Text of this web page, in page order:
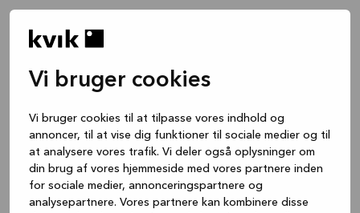
Vi bruger cookies
Vi bruger cookies til at tilpasse vores indhold og
annoncer, til at vise dig funktioner til sociale medier og til
at analysere vores trafik. Vi deler også oplysninger om
din brug af vores hjemmeside med vores partnere inden
for sociale medier, annonceringspartnere og
analysepartnere. Vores partnere kan kombinere disse